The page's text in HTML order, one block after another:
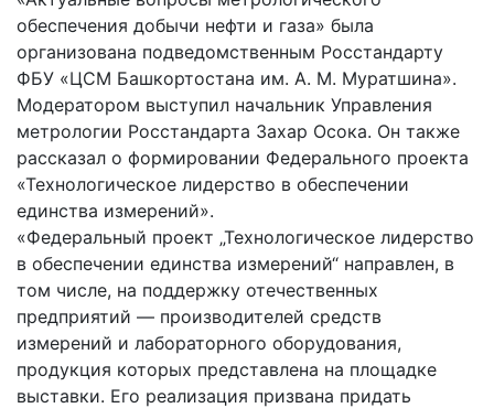
обеспечения добычи нефти и газа» была
организована подведомственным Росстандарту
ФБУ «ЦСМ Башкортостана им. А. М. Муратшина».
Модератором выступил начальник Управления
метрологии Росстандарта Захар Осока. Он также
рассказал о формировании Федерального проекта
«Технологическое лидерство в обеспечении
единства измерений».
«Федеральный проект „Технологическое лидерство
в обеспечении единства измерений“ направлен, в
том числе, на поддержку отечественных
предприятий — производителей средств
измерений и лабораторного оборудования,
продукция которых представлена на площадке
выставки. Его реализация призвана придать